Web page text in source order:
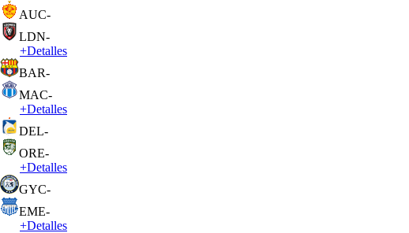
AUC-
LDN-
+Detalles
BAR-
MAC-
+Detalles
DEL-
ORE-
+Detalles
GYC-
EME-
+Detalles